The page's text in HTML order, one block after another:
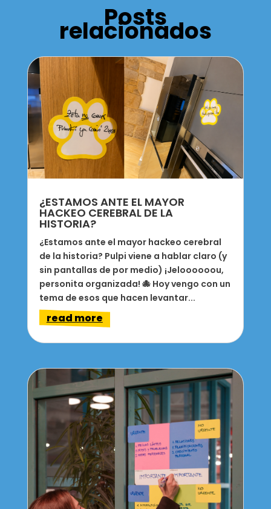
Posts
relacionados
¿ESTAMOS ANTE EL MAYOR
HACKEO CEREBRAL DE LA
HISTORIA?
¿Estamos ante el mayor hackeo cerebral
de la historia? Pulpi viene a hablar claro (y
sin pantallas de por medio) ¡Jeloooooou,
personita organizada! 🐙 Hoy vengo con un
tema de esos que hacen levantar...
read more